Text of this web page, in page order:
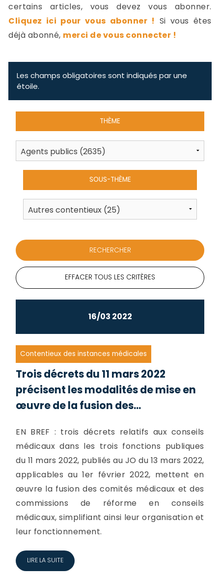
certains articles, vous devez vous abonner.
Cliquez ici pour vous abonner ! Si vous êtes
déjà abonné, merci de vous connecter !
Les champs obligatoires sont indiqués par une
étoile.
THÈME
SOUS-THÈME
EFFACER TOUS LES CRITÈRES
16/03 2022
Contentieux des instances médicales
Trois décrets du 11 mars 2022
précisent les modalités de mise en
œuvre de la fusion des...
EN BREF : trois décrets relatifs aux conseils
médicaux dans les trois fonctions publiques
du 11 mars 2022, publiés au JO du 13 mars 2022,
applicables au 1er février 2022, mettent en
œuvre la fusion des comités médicaux et des
commissions de réforme en conseils
médicaux, simplifiant ainsi leur organisation et
leur fonctionnement.
LIRE LA SUITE